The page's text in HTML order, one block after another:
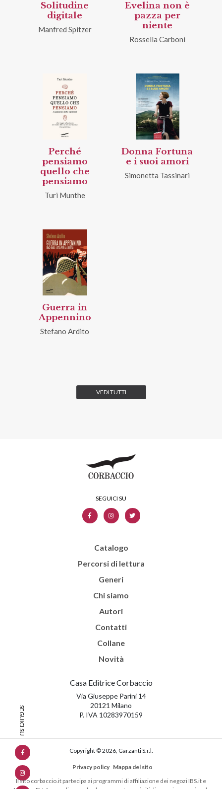
Solitudine
digitale
Manfred Spitzer
Evelina non è
pazza per
niente
Rossella Carboni
Perché
pensiamo
quello che
pensiamo
Turi Munthe
Donna Fortuna
e i suoi amori
Simonetta Tassinari
Guerra in
Appennino
Stefano Ardito
VEDI TUTTI
Catalogo
Percorsi di lettura
Generi
Chi siamo
Autori
Contatti
Collane
Novità
Casa Editrice Corbaccio
Via Giuseppe Parini 14
20121 Milano
P. IVA 10283970159
Copyright © 2026, Garzanti S.r.l.
Privacy policy Mappa del sito
Il sito corbaccio.it partecipa ai programmi di affiliazione dei negozi IBS.it e